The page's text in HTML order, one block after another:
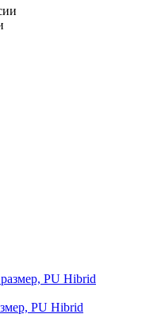
PU Hibrid